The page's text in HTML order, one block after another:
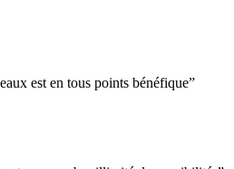
est en tous points bénéfique”